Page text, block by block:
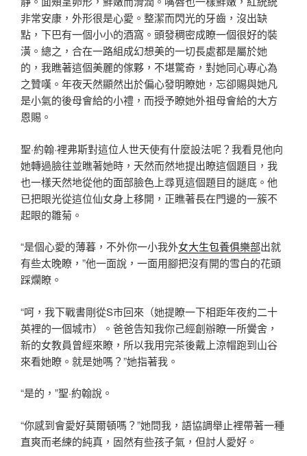
非常安康，外形很是心愛。整潔而閃光的牙齒，沒出缺
點，下巴有一個小小的酒窩。頭發稠密成瞭一個很好的裝
潢。總之，合在一路組成幻想美的一切長處都是屬於她
的，我瞧著這個美麗的傢夥，不堪驚奇，對她同心專心為
之贊嘆。年夜天然顯然出於偏心發明瞭她，忘卻賜與她凡
是小氣的後母會給的小禮，而授予瞭她外祖母會給的大方
恩賜。
聖·約翰·裡弗斯對這位人世天使有什麼設法呢？我看見他向
她轉過臉往並瞧著她時，天然而然地提出瞭這個題目，我
也一樣天然地從他的面部臉色上尋覓這個題目的謎底。他
已把眼光從這位仙女身上移開，正瞧著長在門邊的一簇不
起眼的雛菊。
“是個心愛的薄暮，不外你一小我外女大生包養俱樂部出就
有些太晚瞭，”他一面說，一面用腳把沒有開的雪白的花頭
踩爛瞭。
“呵，我下戰書剛從S市回來（她提瞭一下相距年夜約二十
英裡的一個城市）。爸爸告知我你己經創辦瞭一所黌舍，
新的女教員曾經來瞭，所以我用完茶後戴上涼帽跑到山谷
來看她瞭。就是她嗎？”她指著我。
“是的，”聖·約翰說。
“你感到會愛好莫爾頓嗎？”她問我，語協調舉止裡帶著一種
直爽而老練的純真，固然有些孩子氣，但討人愛好。